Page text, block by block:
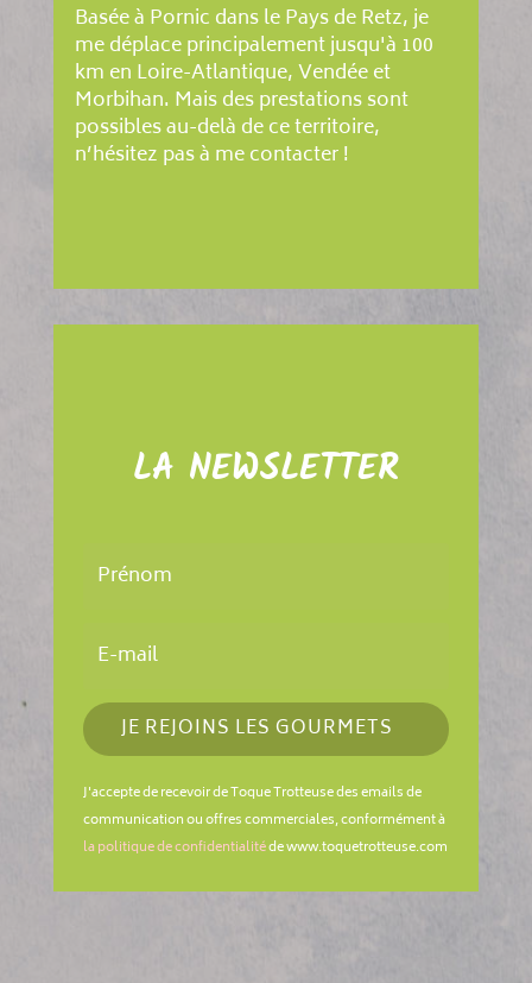
Basée à Pornic dans le Pays de Retz, je
me déplace principalement jusqu'à 100
km en Loire-Atlantique, Vendée et
Morbihan. Mais des prestations sont
possibles au-delà de ce territoire,
n’hésitez pas à me contacter !
LA NEWSLETTER
JE REJOINS LES GOURMETS
J'accepte de recevoir de Toque Trotteuse des emails de
communication ou offres commerciales, conformément à
la politique de confidentialitéde www.toquetrotteuse.com